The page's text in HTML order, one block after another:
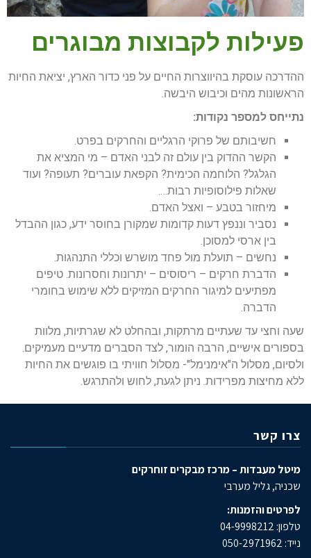
פעילות לקבוצות מבוגרים
ההדרכה עוסקת בהיווצרות החיים על פני כדור הארץ, יציאת החיות
הראשונות מהים וכיבוש היבשה.
נתייחס למספר נקודות:
חשיבותם של פרוקי הרגליים והחרקים בפרט.
הקשר ההדוק בין עולם זה לבני האדם – מי המציא את
הגלגל? הלוחמה הכימית? הקפאת עוברים? תעופה? ועוד
שאלות פילוסופיות רבות….
מיחזור בטבע – ואצל האדם.
נסביר וננפץ דעות קדומות שמקורן בחוסר ידע, כגון ההבדל
בין ארסי למסוכן.
נחשים – תועלת מול פחד מושרש וכללי התנהגות.
הדברת חרקים – ריסוסים – יתרונות וחסרונות. טיפים
מפתיעים למיגור החרקים המזיקים ללא שימוש בחומרי
הדברה.
שעה וחצי עד שעתיים מרתקות, ובהחלט לא שגרתיות, מלוות
בספורים אישיים, הרבה הומור, לצד הסברים מדעיים מעמיקים.
ולסיום, מסלול ה"אימנימל"- מסלול חוויתי בו פוגשים את החיות
ללא מחיצות מפרידות. ניתן לגעת, לחוש ולהתרגש.
צרו קשר
מיטל מעבדות – מרכז מבקרים זוחרקים
שכניה, גליל מערבי
לפרטים והזמנות:
טלפון: 04-9998212
נייד: 050-2971962